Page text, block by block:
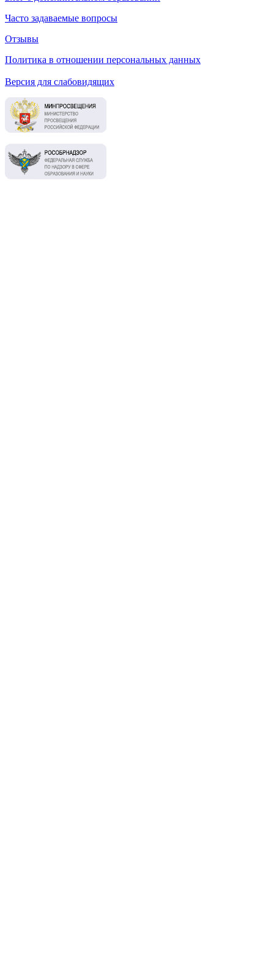
Часто задаваемые вопросы
Отзывы
Политика в отношении персональных данных
Версия для слабовидящих